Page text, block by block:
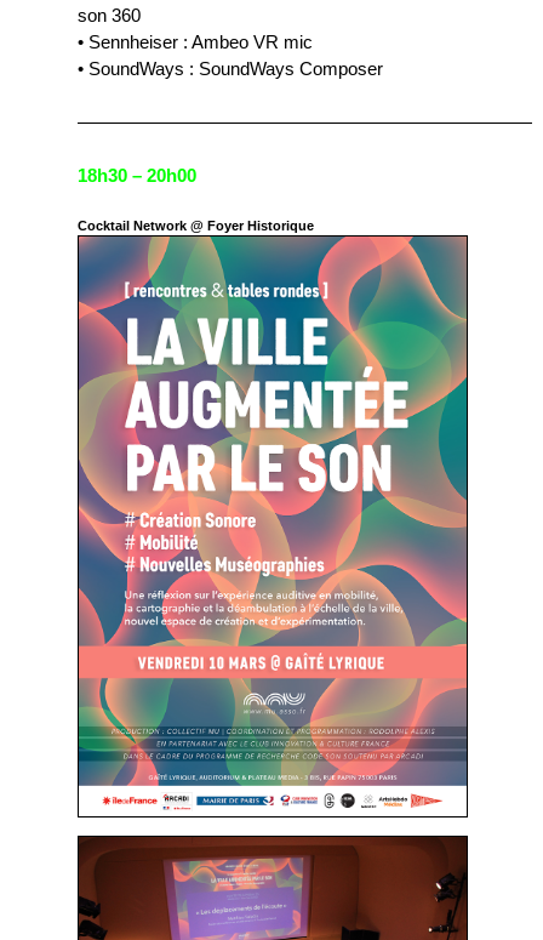
son 360
• Sennheiser : Ambeo VR mic
• SoundWays : SoundWays Composer
—————————————————————————
18h30 – 20h00
Cocktail Network @ Foyer Historique